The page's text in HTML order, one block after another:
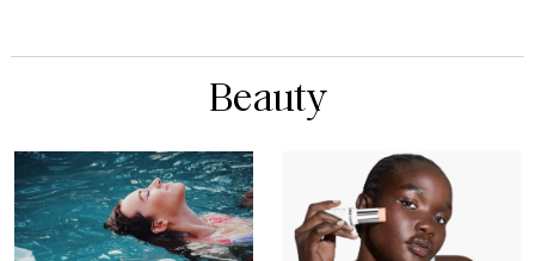
Beauty